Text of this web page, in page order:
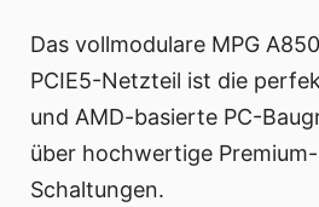
Das vollmodulare MPG
PCIE5-Netzteil ist die
und AMD-basierte PC-
über hochwertige
Schaltungen.